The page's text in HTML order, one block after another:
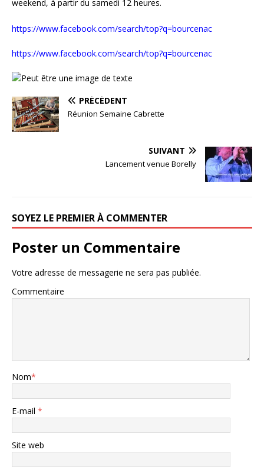
weekend, à partir du samedi 12 heures.
https://www.facebook.com/search/top?q=bourcenac
https://www.facebook.com/search/top?q=bourcenac
PRÉCÉDENT
Réunion Semaine Cabrette
SUIVANT
Lancement venue Borelly
SOYEZ LE PREMIER À COMMENTER
Poster un Commentaire
Votre adresse de messagerie ne sera pas publiée.
Commentaire
Nom*
E-mail *
Site web